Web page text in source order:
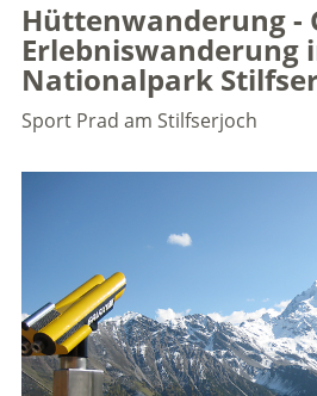
Hüttenwanderung -
Erlebniswanderung
Nationalpark
Sport Prad am Stilfserjoch